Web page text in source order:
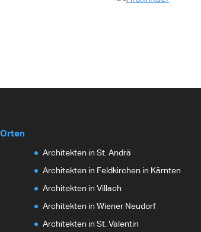
Architekten in St. Andrä
Architekten in Feldkirchen in Kärnten
Architekten in Villach
Architekten in Wiener Neudorf
Architekten in St. Valentin